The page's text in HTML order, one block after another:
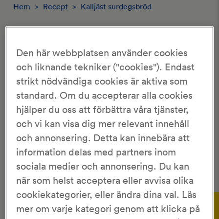
Hem > Recept > Kalljäst surdegsbröd
KronJäst
2 bröd
50 min
14 tim
Surdegsbrödsom får jäsa över natten. Ett gott bröd med
tydlig smak avsurdeg.
4.04/5
28 Röster
Gör så här:
Den här webbplatsen använder cookies
och liknande tekniker ("cookies"). Endast
strikt nödvändiga cookies är aktiva som
standard. Om du accepterar alla cookies
hjälper du oss att förbättra våra tjänster,
och vi kan visa dig mer relevant innehåll
och annonsering. Detta kan innebära att
information delas med partners inom
sociala medier och annonsering. Du kan
när som helst acceptera eller avvisa olika
cookiekategorier, eller ändra dina val. Läs
mer om varje kategori genom att klicka på